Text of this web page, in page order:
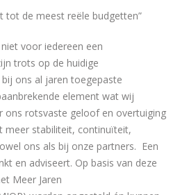
tot de meest reële budgetten”
voor iedereen een
trots op de huidige
ons al jaren toegepaste
element wat wij
ons rotsvaste geloof en overtuiging
meer stabiliteit, continuïteit,
ons als bij onze partners. Een
en adviseert. Op basis van deze
Meer Jaren